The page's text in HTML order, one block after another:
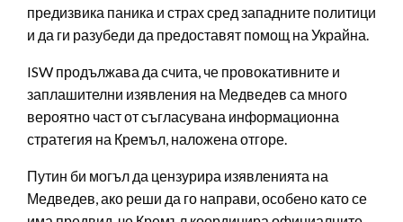
предизвика паника и страх сред западните политици
и да ги разубеди да предоставят помощ на Украйна.
ISW продължава да счита, че провокативните и
заплашителни изявления на Медведев са много
вероятно част от съгласувана информационна
стратегия на Кремъл, наложена отгоре.
Путин би могъл да цензурира изявленията на
Медведев, ако реши да го направи, особено като се